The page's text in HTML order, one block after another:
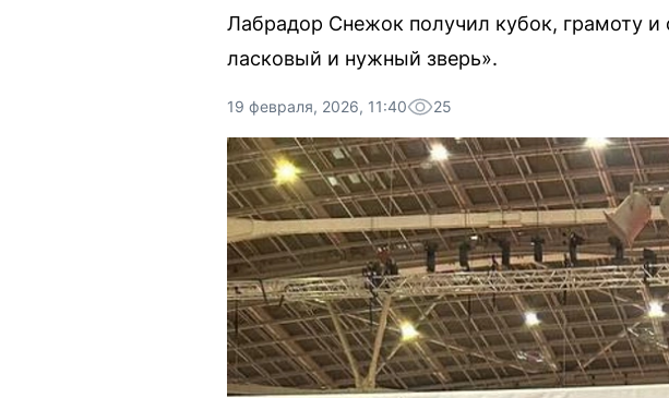
Лабрадор Снежок получил кубок, грамоту
ласковый и нужный зверь».
19 февраля, 2026, 11:40 25